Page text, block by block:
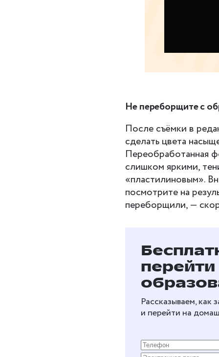
Не переборщите с
После съёмки в
сделать цвета
Переобработанная
слишком яркими,
«пластилиновым».
посмотрите на
переборщили, —
Рассказываем,
и перейти на